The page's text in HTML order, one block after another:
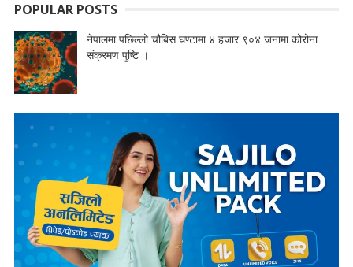
POPULAR POSTS
नेपालमा पछिल्लो चौबिस घण्टामा ४ हजार ९०४ जनामा कोरोना
संक्रमण पुष्टि ।